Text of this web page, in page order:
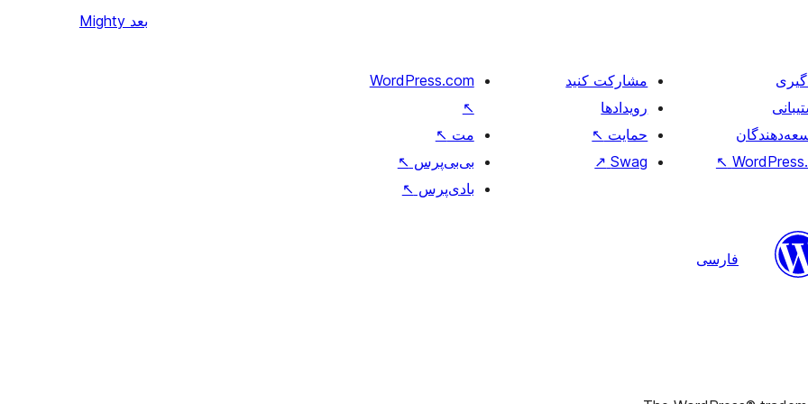
بعد Mighty
↖
مشارکت کنید
رویدادها
حمایت ↖
Swag
↗
WordPress.com
↖
مت ↖
بی‌بی‌پرس ↖
بادی‌پرس ↖
فارسی